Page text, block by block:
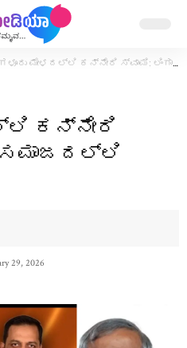
ಮೇಳದಲ್ಲಿ ಕನ್ನೇರಿ ಸ್ವಾಮಿ: ಲಿಂಗಾಯತ ಸಮಾಜದಲ್ಲಿ ತೀವ್ರ ಆಕ್ರೋಶ
ಕನ್ನೇರಿ
ಸಮಾಜದಲ್ಲಿ
29, 2026